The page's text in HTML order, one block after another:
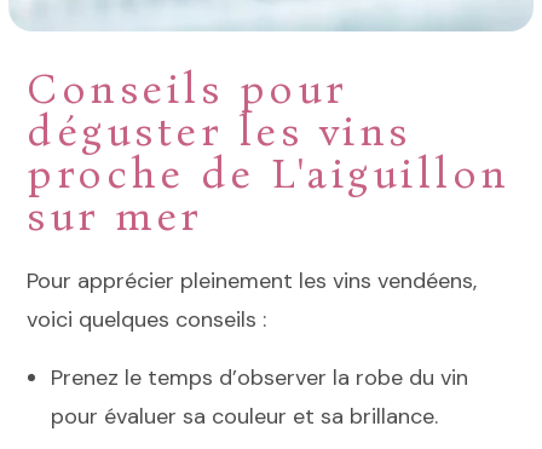
Conseils pour
déguster les vins
proche de L'aiguillon
sur mer
Pour apprécier pleinement les vins vendéens,
voici quelques conseils :
Prenez le temps d’observer la robe du vin
pour évaluer sa couleur et sa brillance.